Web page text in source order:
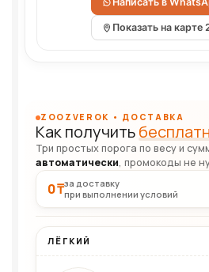
Показать на карте
ZOOZVEROK • ДОСТАВКА
Как получить
Три простых порога по весу и
автоматически, промокоды не
0 ₸за доставку
при выполнении условий
ЛЁГКИЙ